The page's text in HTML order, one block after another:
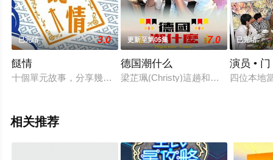
已完结 3.0
餸情
十個單元故事，分享幾位料理者的煮食之路，了解他們入熱廚
更新至第05集 7.0
德国潮什么
梁芷珮(Christy)這趟和攝影師丈夫於
已完结
演员 • 门
四位本地
相关推荐